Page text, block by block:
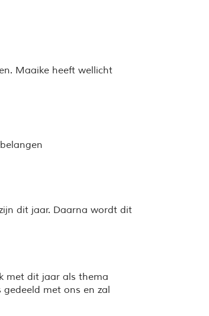
Maaike heeft wellicht
dit jaar. Daarna wordt dit
met dit jaar als thema
met ons en zal